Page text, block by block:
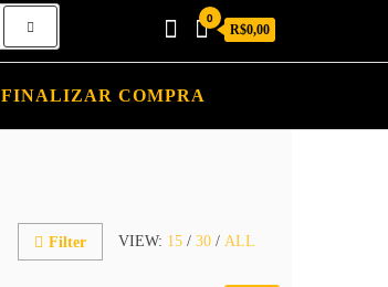
0
R$0,00
FINALIZAR COMPRA
VIEW: 15 / 30 / ALL
Filter